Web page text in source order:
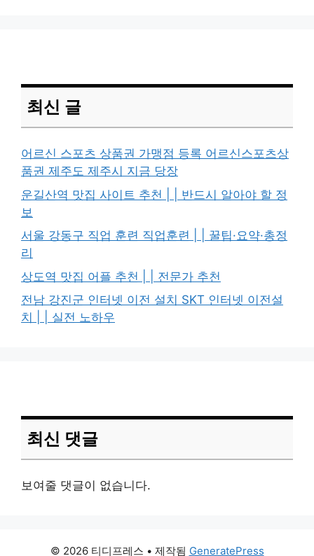
최신 글
어르신 스포츠 상품권 가맹점 등록 어르신스포츠상
품권 제주도 제주시 지금 당장
운길산역 맛집 사이트 추천 | | 반드시 알아야 할 정
보
서울 강동구 직업 훈련 직업훈련 | | 꿀팁·요약·총정
리
상도역 맛집 어플 추천 | | 전문가 추천
전남 강진군 인터넷 이전 설치 SKT 인터넷 이전설
치 | | 실전 노하우
최신 댓글
보여줄 댓글이 없습니다.
© 2026 티디프레스 • 제작됨 GeneratePress